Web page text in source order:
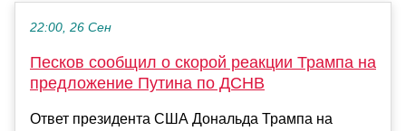
22:00, 26 Сен
Песков сообщил о скорой реакции Трампа на
предложение Путина по ДСНВ
Ответ президента США Дональда Трампа на